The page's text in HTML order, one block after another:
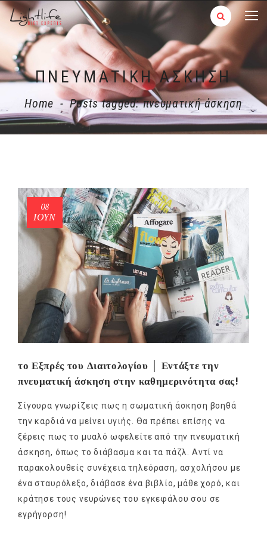
ΠΝΕΥΜΑΤΙΚΉ ΆΣΚΗΣΗ
Home - Posts tagged: πνευματική άσκηση
08
ΙΟΎΝ
το Εξπρές του Διαιτολογίου │ Εντάξτε την
πνευματική άσκηση στην καθημερινότητα σας!
Σίγουρα γνωρίζεις πως η σωματική άσκηση βοηθά
την καρδιά να μείνει υγιής. Θα πρέπει επίσης να
ξέρεις πως το μυαλό ωφελείτε από την πνευματική
άσκηση, όπως το διάβασμα και τα πάζλ. Αντί να
παρακολουθείς συνέχεια τηλεόραση, ασχολήσου με
ένα σταυρόλεξο, διάβασε ένα βιβλίο, μάθε χορό, και
κράτησε τους νευρώνες του εγκεφάλου σου σε
εγρήγορση!